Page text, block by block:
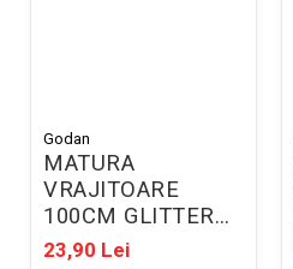
Godan
MATURA
VRAJITOARE
100CM GLITTER
VIOLET NSH3467
23,90 Lei